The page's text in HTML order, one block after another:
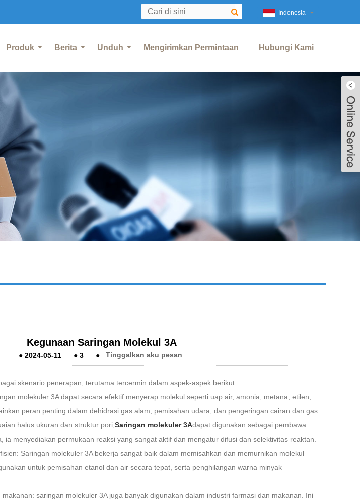
Indonesia
Produk Berita Unduh Mengirimkan Permintaan Hubungi Kami
Kegunaan Saringan Molekul 3A
● 2024-05-11 ● 3 ● Tinggalkan aku pesan
skenario penerapan, terutama tercermin dalam aspek-aspek berikut:
molekuler 3A dapat secara efektif menyerap molekul seperti uap air, amonia, metana, etilen,
peran penting dalam dehidrasi gas alam, pemisahan udara, dan pengeringan cairan dan gas.
halus ukuran dan struktur pori, Saringan molekuler 3Adapat digunakan sebagai pembawa
ia menyediakan permukaan reaksi yang sangat aktif dan mengatur difusi dan selektivitas reaktan.
Saringan molekuler 3A bekerja sangat baik dalam memisahkan dan memurnikan molekul
untuk pemisahan etanol dan air secara tepat, serta penghilangan warna minyak
saringan molekuler 3A juga banyak digunakan dalam industri farmasi dan makanan. Ini